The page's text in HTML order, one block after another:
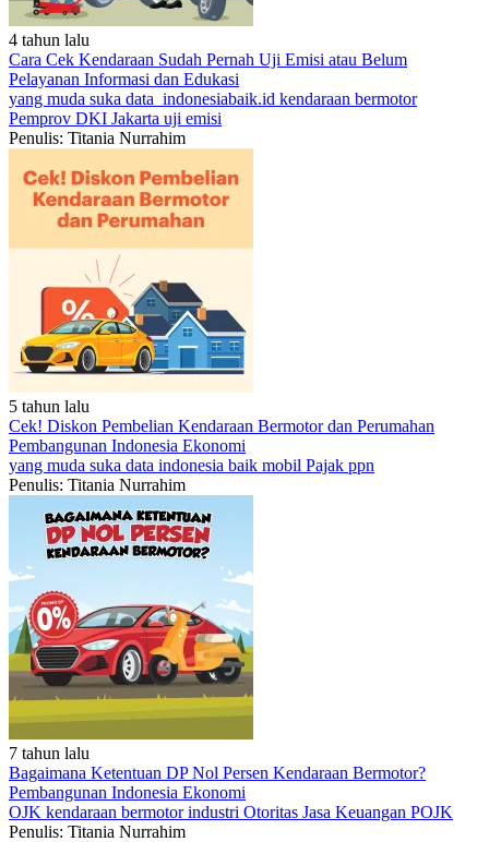
4 tahun lalu
Cara Cek Kendaraan Sudah Pernah Uji Emisi atau Belum
Pelayanan Informasi dan Edukasi
yang muda suka data indonesiabaik.id kendaraan bermotor
Pemprov DKI Jakarta uji emisi
Penulis: Titania Nurrahim
5 tahun lalu
Cek! Diskon Pembelian Kendaraan Bermotor dan Perumahan
Pembangunan Indonesia Ekonomi
yang muda suka data indonesia baik mobil Pajak ppn
Penulis: Titania Nurrahim
7 tahun lalu
Bagaimana Ketentuan DP Nol Persen Kendaraan Bermotor?
Pembangunan Indonesia Ekonomi
OJK kendaraan bermotorindustri Otoritas Jasa Keuangan POJK
Penulis: Titania Nurrahim